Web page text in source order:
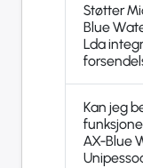
Støtter
Blue
Lda integrasjonen internasjonale
Kan jeg
AX-Blue